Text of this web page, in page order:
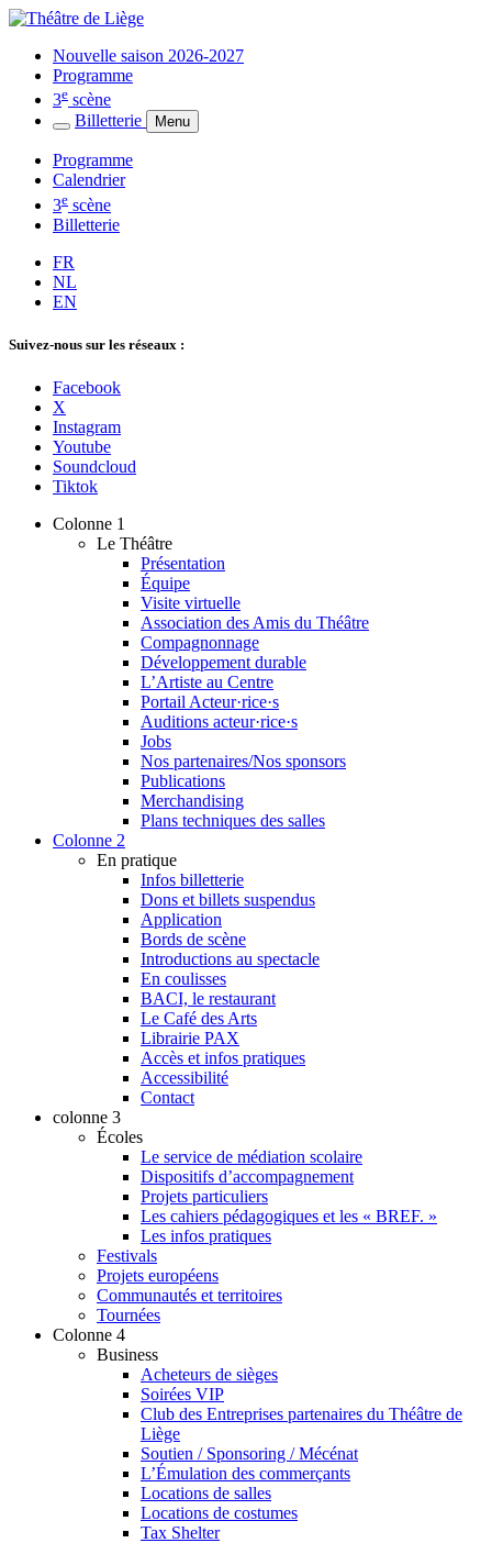
Nouvelle saison 2026-2027
Programme
3e scène
Billetterie
Menu
Programme
Calendrier
3e scène
Billetterie
FR
NL
EN
Suivez-nous sur les réseaux :
Facebook
X
Instagram
Youtube
Soundcloud
Tiktok
Colonne 1
Le Théâtre
Présentation
Équipe
Visite virtuelle
Association des Amis du Théâtre
Compagnonnage
Développement durable
L’Artiste au Centre
Portail Acteur·rice·s
Auditions acteur·rice·s
Jobs
Nos partenaires/Nos sponsors
Publications
Merchandising
Plans techniques des salles
Colonne 2
En pratique
Infos billetterie
Dons et billets suspendus
Application
Bords de scène
Introductions au spectacle
En coulisses
BACI, le restaurant
Le Café des Arts
Librairie PAX
Accès et infos pratiques
Accessibilité
Contact
colonne 3
Écoles
Le service de médiation scolaire
Dispositifs d’accompagnement
Projets particuliers
Les cahiers pédagogiques et les « BREF. »
Les infos pratiques
Festivals
Projets européens
Communautés et territoires
Tournées
Colonne 4
Business
Acheteurs de sièges
Soirées VIP
Club des Entreprises partenaires du Théâtre de
Liège
Soutien / Sponsoring / Mécénat
L’Émulation des commerçants
Locations de salles
Locations de costumes
Tax Shelter